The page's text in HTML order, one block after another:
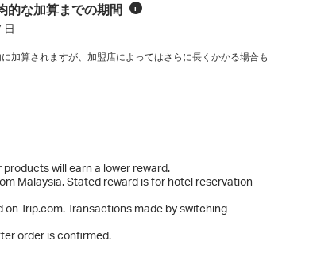
的な加算までの期間 i
日
に加算されますが、加盟店によってはさらに長くかかる場合も
will earn a lower reward.
Malaysia. Stated reward is for hotel reservation
Trip.com. Transactions made by switching
order is confirmed.